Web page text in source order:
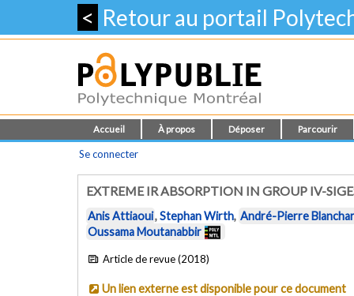
< Retour au portail
Accueil À propos Déposer Parcourir
Se connecter
EXTREME IR ABSORPTION IN GROUP IV-
Anis Attiaoui,Stephan Wirth, André-Pierre
Oussama Moutanabbir
Article de revue (2018)
Un lien externe est disponible pour ce document